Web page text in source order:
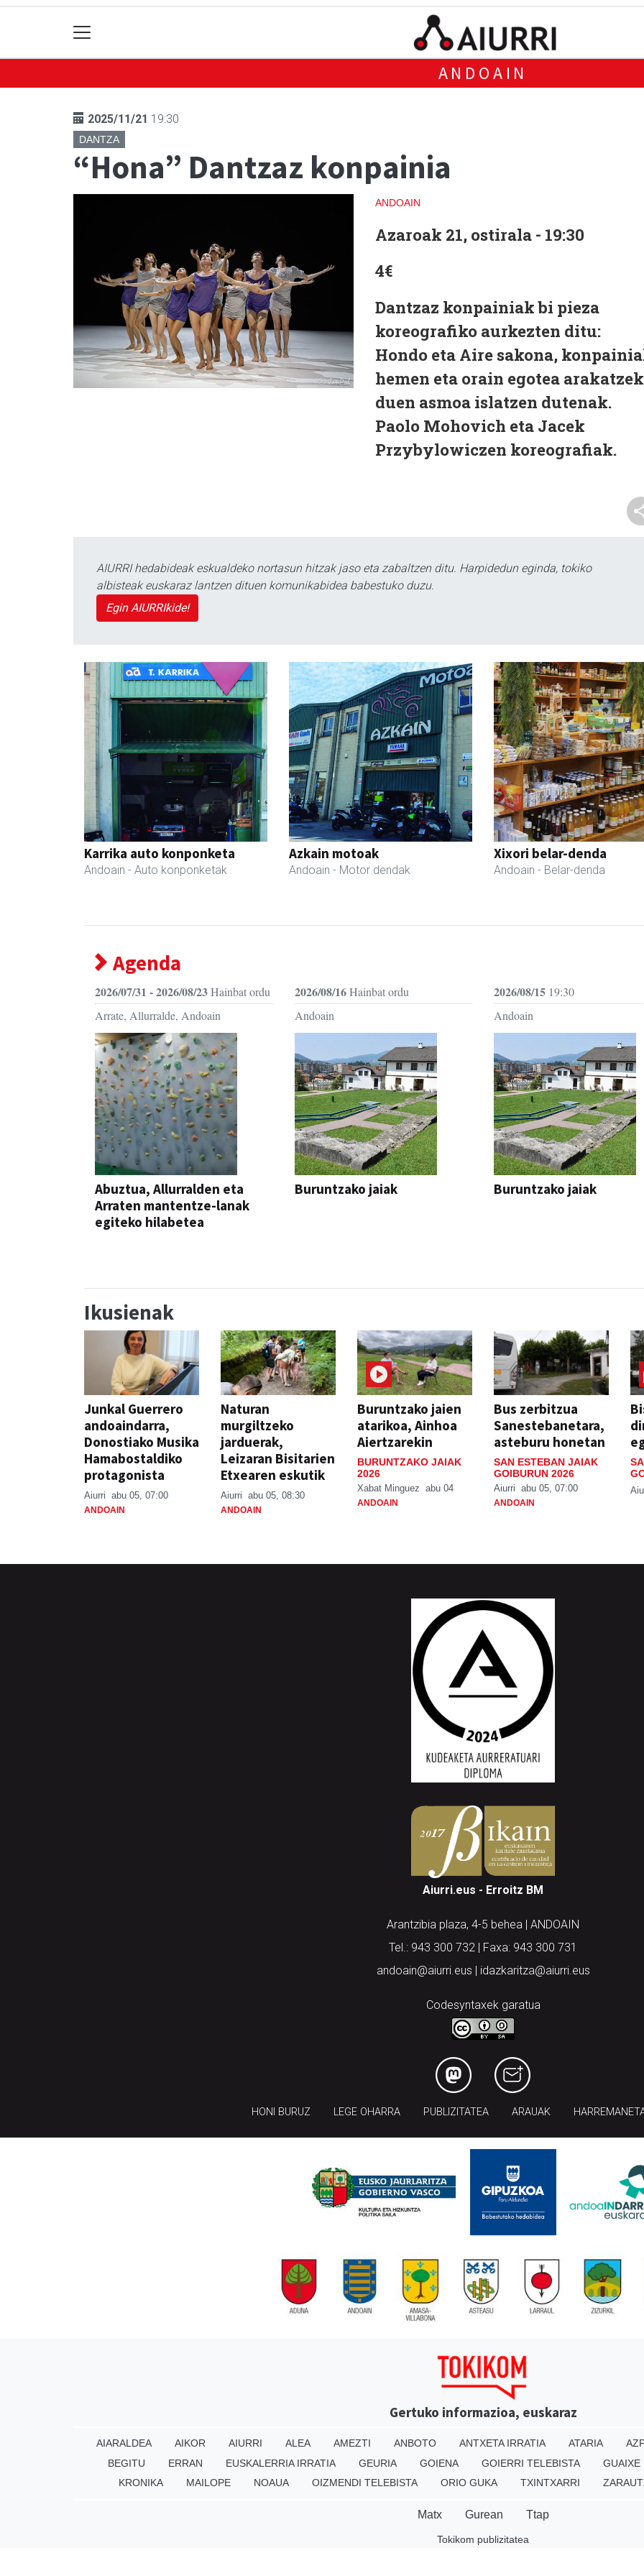
ANDOAIN
2025/11/21 19:30
DANTZA
“Hona” Dantzaz konpainia
ANDOAIN
Azaroak 21, ostirala - 19:30
4€
Dantzaz konpainiak bi pieza
koreografiko aurkezten ditu:
Hondo eta Aire sakona,
hemen eta orain egotea
duen asmoa islatzen dutenak.
Paolo Mohovich eta Jacek
Przybylowiczen koreografiak.
AIURRI hedabideak eskualdeko nortasun hitzak jaso eta zabaltzen ditu. Harpidedun eginda, tokiko
albisteak euskaraz lantzen dituen komunikabidea babestuko duzu.
Egin AIURRIkide!
Karrika auto konponketa
Andoain - Auto konponketak
Azkain motoak
Andoain - Motor dendak
Xixori belar-denda
Andoain - Belar-denda
Agenda
2026/07/31 - 2026/08/23Hainbat ordu
Arrate, Allurralde, Andoain
Abuztua, Allurralden eta
Arraten mantentze-lanak
egiteko hilabetea
2026/08/16Hainbat ordu
Andoain
Buruntzako jaiak
2026/08/15 19:30
Andoain
Buruntzako jaiak
Ikusienak
Junkal Guerrero
andoaindarra,
Donostiako Musika
Hamabostaldiko
protagonista
Aiurri abu 05, 07:00
ANDOAIN
Naturan
murgiltzeko
jarduerak,
Leizaran Bisitarien
Etxearen eskutik
Aiurri abu 05, 08:30
ANDOAIN
Buruntzako jaien
atarikoa, Ainhoa
Aiertzarekin
BURUNTZAKO JAIAK
2026
Xabat Minguez abu 04
ANDOAIN
Bus zerbitzua
Sanestebanetara,
asteburu honetan
SAN ESTEBAN JAIAK
GOIBURUN 2026
Aiurri abu 05, 07:00
ANDOAIN
Aiurri.eus - Erroitz BM
Arantzibia plaza, 4-5 behea | ANDOAIN
Tel.: 943 300 732 | Faxa: 943 300 731
andoain@aiurri.eus | idazkaritza@aiurri.eus
Codesyntaxek garatua
HONI BURUZ LEGE OHARRA PUBLIZITATEA ARAUAK
Gertuko informazioa, euskaraz
AIARALDEA AIKOR AIURRI ALEA AMEZTI ANBOTO ANTXETA IRRATIA ATARIA
BEGITU
ERRAN EUSKALERRIA IRRATIA GEURIA GOIENA GOIERRI TELEBISTA GUAIXE
KRONIKA
MAILOPE NOAUA OIZMENDI TELEBISTA ORIO GUKA TXINTXARRI
Matx Gurean Ttap
Tokikom publizitatea